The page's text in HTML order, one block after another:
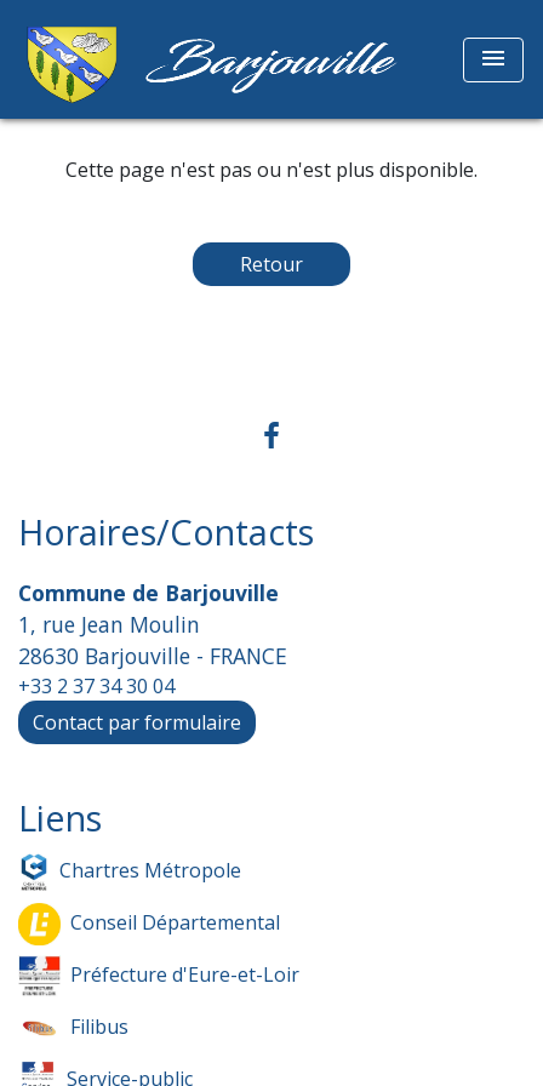
menu
Cette page n'est pas ou n'est plus disponible.
Retour
Horaires/Contacts
Commune de Barjouville
1, rue Jean Moulin
28630 Barjouville - FRANCE
+33 2 37 34 30 04
Contact par formulaire
Liens
Chartres Métropole
Conseil Départemental
Préfecture d'Eure-et-Loir
Filibus
Service-public